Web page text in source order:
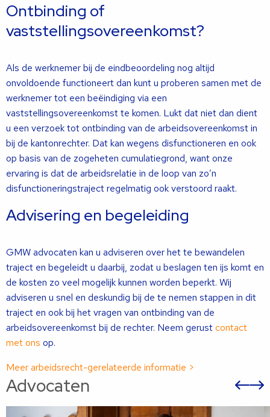
Ontbinding of
vaststellingsovereenkomst?
Als de werknemer bij de eindbeoordeling nog altijd
onvoldoende functioneert dan kunt u proberen samen met de
werknemer tot een beëindiging via een
vaststellingsovereenkomst te komen. Lukt dat niet dan dient
u een verzoek tot ontbinding van de arbeidsovereenkomst in
bij de kantonrechter. Dat kan wegens disfunctioneren en ook
op basis van de zogeheten cumulatiegrond, want onze
ervaring is dat de arbeidsrelatie in de loop van zo’n
disfunctioneringstraject regelmatig ook verstoord raakt.
Advisering en begeleiding
GMW advocaten kan u adviseren over het te bewandelen
traject en begeleidt u daarbij, zodat u beslagen ten ijs komt en
de kosten zo veel mogelijk kunnen worden beperkt. Wij
adviseren u snel en deskundig bij de te nemen stappen in dit
traject en ook bij het vragen van ontbinding van de
arbeidsovereenkomst bij de rechter. Neem gerustcontact
met ons op.
Meer arbeidsrecht-gerelateerde informatie >
Advocaten